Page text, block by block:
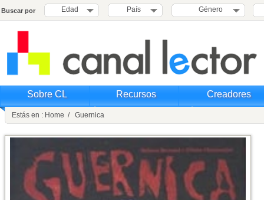
Buscar por Edad País Género
Sobre CL Recursos Creadores
Estás en : Home / Guernica